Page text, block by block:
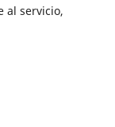
al servicio,